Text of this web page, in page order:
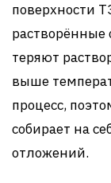
поверхности
теряют
выше
процесс,
собирает на
отложений.